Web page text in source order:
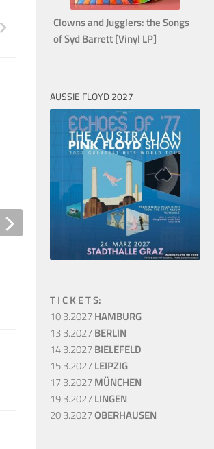
5
Berlin und
Flashback: David
Messe am 11. März
Clowns and Jugglers: the Songs
of Syd Barrett [Vinyl LP]
AUSSIE FLOYD 2027
T I C K E T S:
10.3.2027HAMBURG
13.3.2027BERLIN
14.3.2027BIELEFELD
15.3.2027LEIPZIG
17.3.2027MÜNCHEN
19.3.2027LINGEN
20.3.2027OBERHAUSEN